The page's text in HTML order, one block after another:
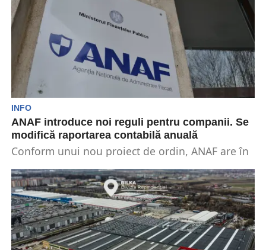
INFO
ANAF introduce noi reguli pentru companii. Se
modifică raportarea contabilă anuală
Conform unui nou proiect de ordin, ANAF are în
depun...